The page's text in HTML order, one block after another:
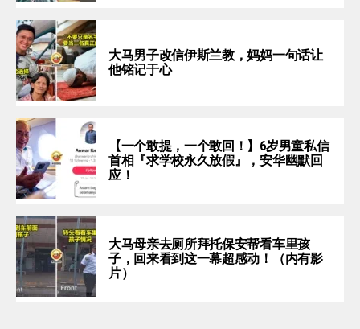
大马男子改信伊斯兰教，妈妈一句话让
他铭记于心
【一个敢提，一个敢回！】6岁男童私信
首相『求学校永久放假』，安华幽默回
应！
大马母亲去厕所拜托保安帮看车里孩
子，回来看到这一幕超感动！（内有影
片）